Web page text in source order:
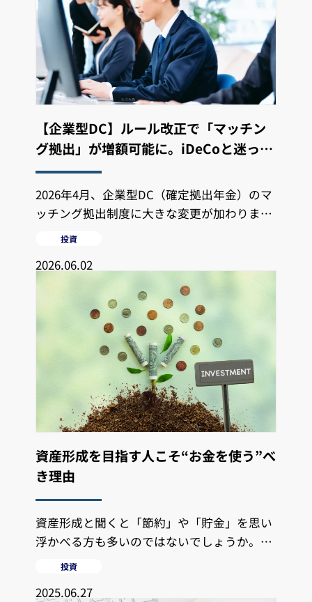
【企業型DC】ルール改正で「マッチン
グ拠出」が増額可能に。iDeCoと迷った
ときの判断基準
2026年4月、企業型DC（確定拠出年金）のマ
ッチング拠出制度に大きな変更が加わりまし
た。これまでは個人の追加拠出額に「
投資
2026.06.02
資産形成を目指す人こそ“お金を使う”べ
き理由
資産形成と聞くと「節約」や「貯金」を思い
浮かべる方も多いのではないでしょうか。も
ちろん無駄遣いを避けることは大切ですが、
投資
2025.06.27